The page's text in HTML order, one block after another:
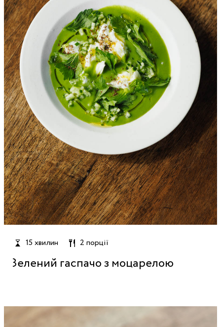
15 хвилин 2 порції
Зелений гаспачо з моцарелою